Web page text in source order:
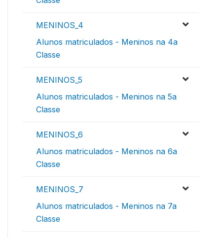
MENINOS_4
Alunos matriculados - Meninos na 4a
Classe
MENINOS_5
Alunos matriculados - Meninos na 5a
Classe
MENINOS_6
Alunos matriculados - Meninos na 6a
Classe
MENINOS_7
Alunos matriculados - Meninos na 7a
Classe